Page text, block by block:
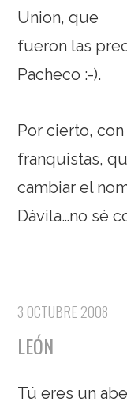
Union, que
fueron las
Pacheco :-).
Por cierto,
franquistas,
cambiar el
Dávila…no sé
3 OCTUBRE 2008
LEÓN
Tú eres un